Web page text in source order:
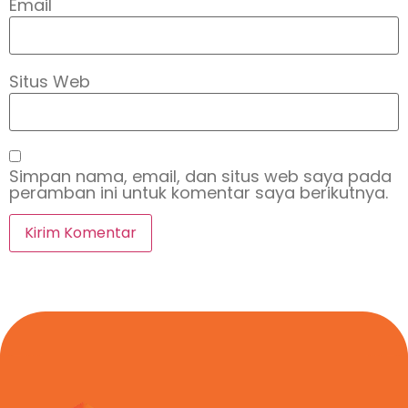
Email
Situs Web
Simpan nama, email, dan situs web saya pada
peramban ini untuk komentar saya berikutnya.